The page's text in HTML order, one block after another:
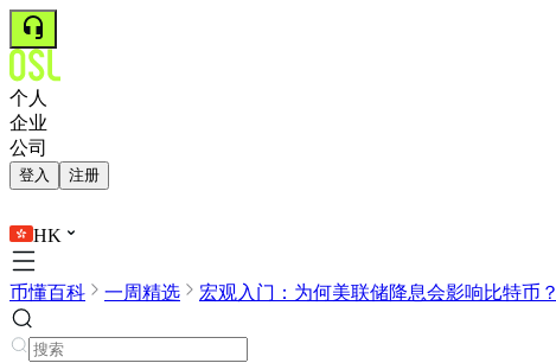
个人
企业
公司
登入 注册
HK
币懂百科 一周精选 宏观入门：为何美联储降息会影响比特币？